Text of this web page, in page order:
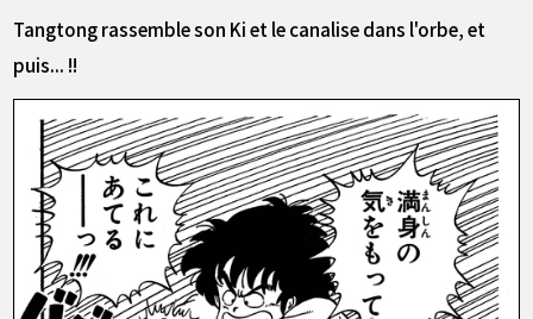
Tangtong rassemble son Ki et le canalise dans l'orbe, et
puis... !!